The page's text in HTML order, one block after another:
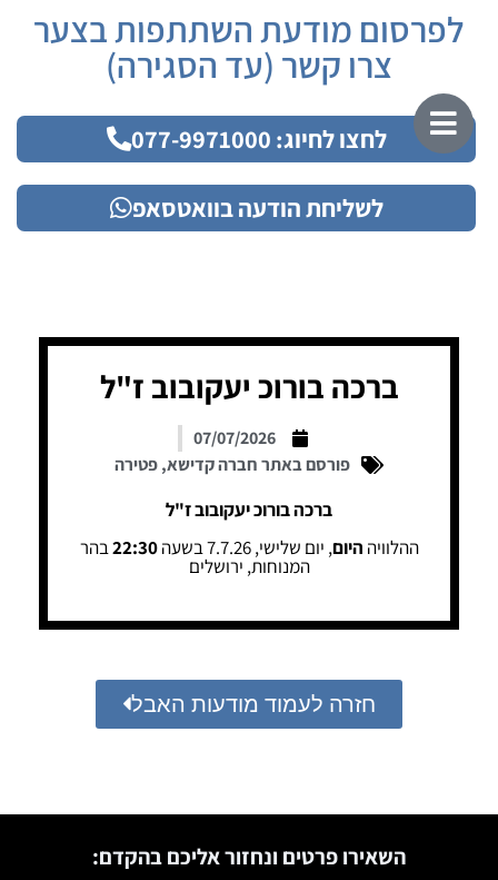
לפרסום מודעת השתתפות בצער
צרו קשר (עד הסגירה)
לחצו לחיוג: 077-9971000
לשליחת הודעה בוואטסאפ
ברכה בורוכ יעקובוב ז"ל
07/07/2026
פורסם באתר חברה קדישא,פטירה
ברכה בורוכ יעקובוב ז"ל
ההלוויה היום, יום שלישי, 7.7.26 בשעה 22:30בהר
המנוחות, ירושלים
חזרה לעמוד מודעות האבל
השאירו פרטים ונחזור אליכם בהקדם: